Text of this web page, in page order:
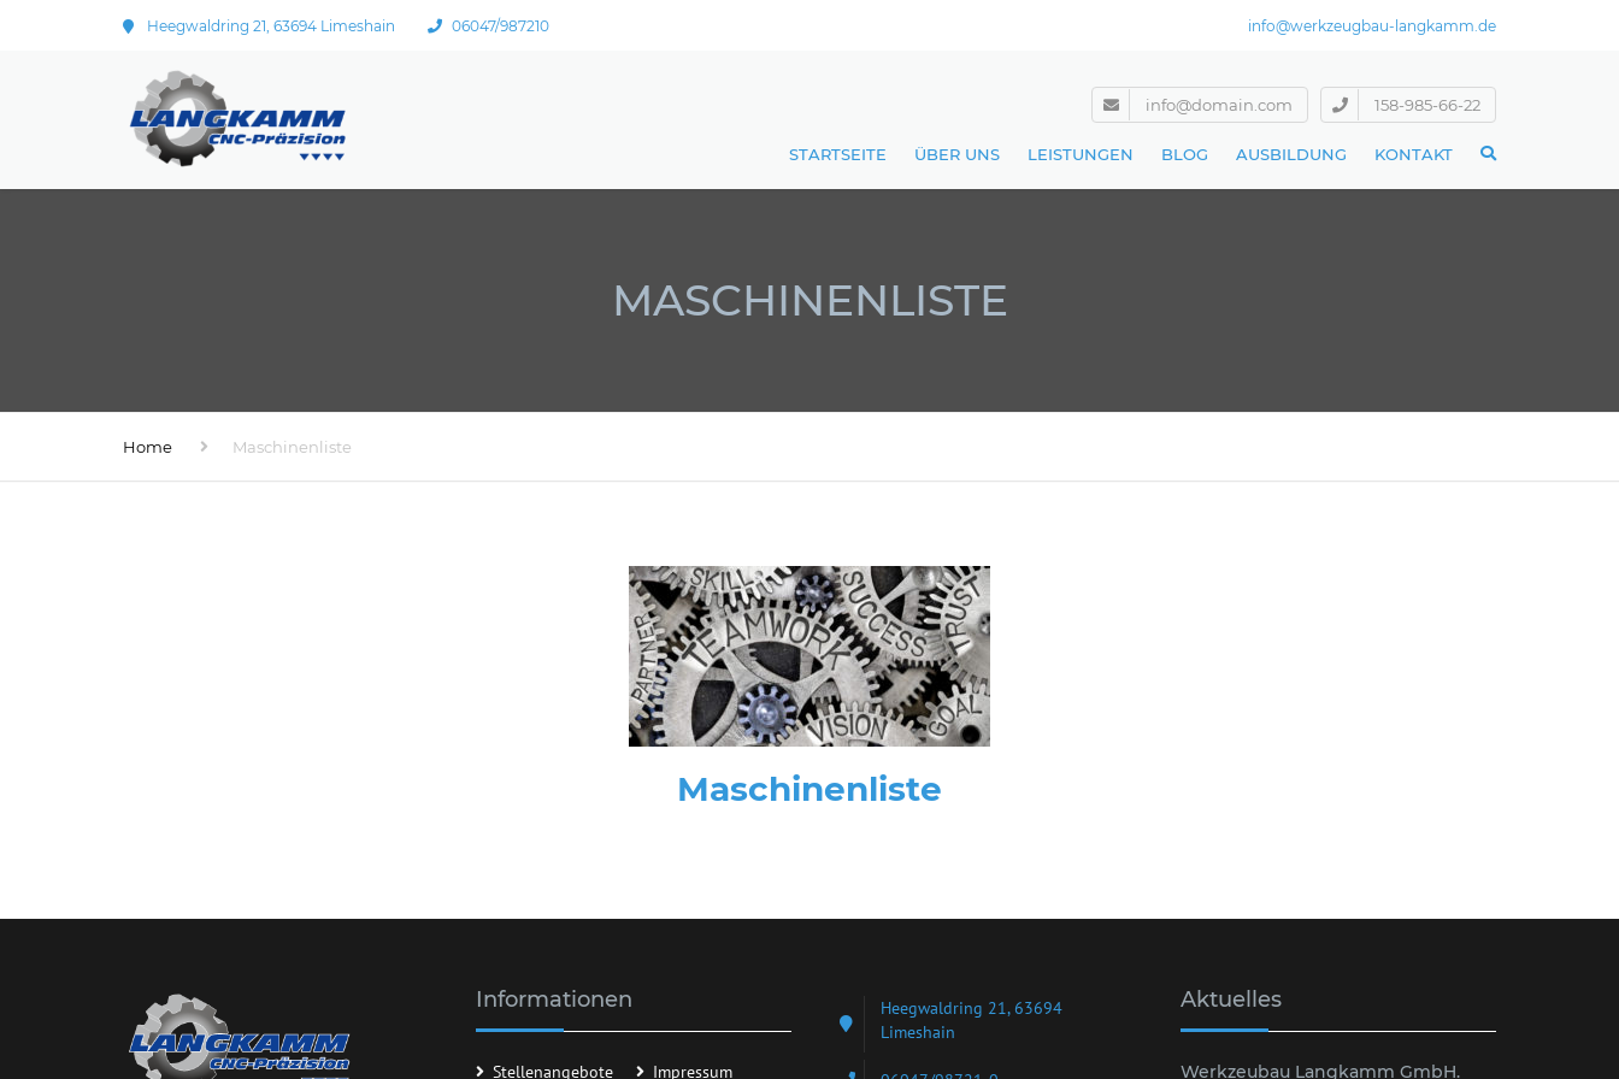
Heegwaldring 21, 63694 Limeshain 06047/987210 info@werkzeugbau-langkamm.de
info@domain.com 158-985-66-22
STARTSEITE ÜBER UNS LEISTUNGEN BLOG AUSBILDUNG KONTAKT
MASCHINENLISTE
Home Maschinenliste
Maschinenliste
Informationen
Stellenangebote Impressum
Heegwaldring 21, 63694
Limeshain
Aktuelles
Werkzeubau Langkamm GmbH.